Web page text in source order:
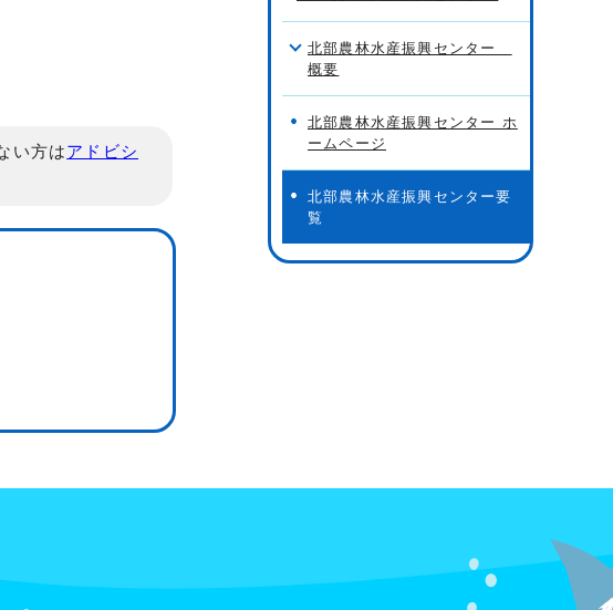
い方はアドビシ
北部農林水産振興センター
概要
北部農林水産振興センター ホ
ームページ
北部農林水産振興センター要
覧